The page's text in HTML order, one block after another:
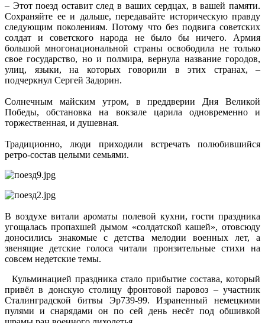
– Этот поезд оставит след в ваших сердцах, в вашей памяти.
Сохраняйте ее и дальше, передавайте историческую правду
следующим поколениям. Потому что без подвига советских
солдат и советского народа не было бы ничего. Армия
большой многонациональной страны освободила не только
свое государство, но и полмира, вернула название городов,
улиц, языки, на которых говорили в этих странах, –
подчеркнул Сергей Задорин.
Солнечным майским утром, в преддверии Дня Великой
Победы, обстановка на вокзале царила одновременно и
торжественная, и душевная.
Традиционно, люди приходили встречать полюбившийся
ретро-состав целыми семьями.
В воздухе витали ароматы полевой кухни, гости праздника
угощалась пропахшей дымом «солдатской кашей», отовсюду
доносились знакомые с детства мелодии военных лет, а
звенящие детские голоса читали пронзительные стихи на
совсем недетские темы.
Кульминацией праздника стало прибытие состава, который
привёл в донскую столицу фронтовой паровоз – участник
Сталинградской битвы Эр739-99. Израненный немецкими
пулями и снарядами он по сей день несёт под обшивкой